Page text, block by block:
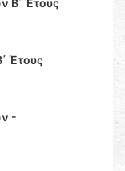
Β΄ Έτους
Έτους
-